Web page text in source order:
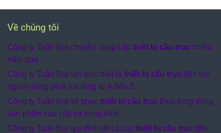
Về chúng tôi
Công ty Tuấn Đạt chuyên cung cấp thiết bị cầu trục nhiều
năm qua.
Công ty Tuấn Đạt với mục tiêu là thiết bị cầu trục đến tay
người dùng phải hài lòng từ A đến Z.
Công ty Tuấn Đạt sẽ phục thiết bị cầu trục theo từng dòng
sản phẩm cao cấp và trung bình.
Công ty Tuấn Đạt qui định tất cả các thiết bị cầu trục đều